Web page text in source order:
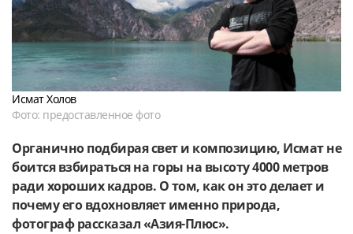
Исмат Холов
Фото: предоставленное фото
Органично подбирая свет и композицию, Исмат не
боится взбираться на горы на высоту 4000 метров
ради хороших кадров. О том, как он это делает и
почему его вдохновляет именно природа,
фотограф рассказал «Азия-Плюс».